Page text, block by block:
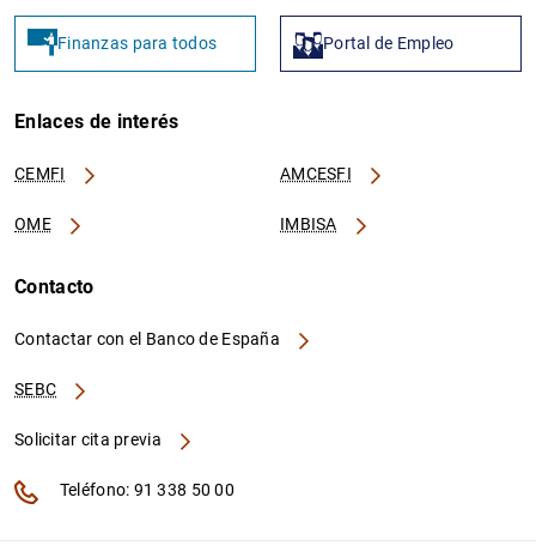
Finanzas para todos Portal de Empleo
Enlaces de interés
CEMFI AMCESFI
OME IMBISA
Contacto
Contactar con el Banco de España
SEBC
Solicitar cita previa
Teléfono: 91 338 50 00